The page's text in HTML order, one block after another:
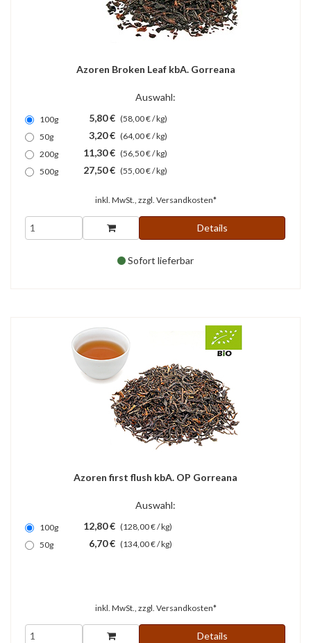
Azoren Broken Leaf kbA. Gorreana
Auswahl:
100g 5,80 € (58,00 € / kg)
50g
3,20 € (64,00 € / kg)
200g
11,30 € (56,50 € / kg)
500g
27,50 € (55,00 € / kg)
inkl. MwSt., zzgl. Versandkosten*
Details
Sofort lieferbar
Azoren first flush kbA. OP Gorreana
Auswahl:
100g 12,80 € (128,00 € / kg)
50g
6,70 € (134,00 € / kg)
inkl. MwSt., zzgl. Versandkosten*
Details